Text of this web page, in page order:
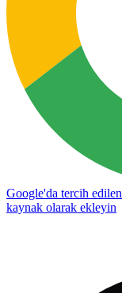
Google'da tercih edilen
kaynak olarak ekleyin